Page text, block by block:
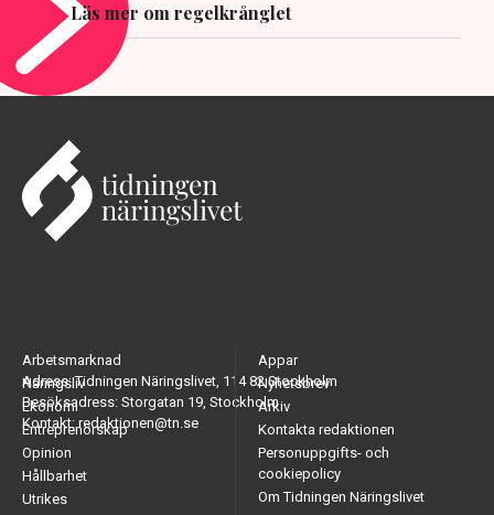
Läs mer om regelkrånglet
Adress: Tidningen Näringslivet, 114 82 Stockholm
Besöksadress: Storgatan 19, Stockholm
Kontakt: redaktionen@tn.se
Arbetsmarknad
Näringsliv
Ekonomi
Entreprenörskap
Opinion
Hållbarhet
Utrikes
Appar
Nyhetsbrev
Arkiv
Kontakta redaktionen
Personuppgifts- och
cookiepolicy
Om Tidningen Näringslivet